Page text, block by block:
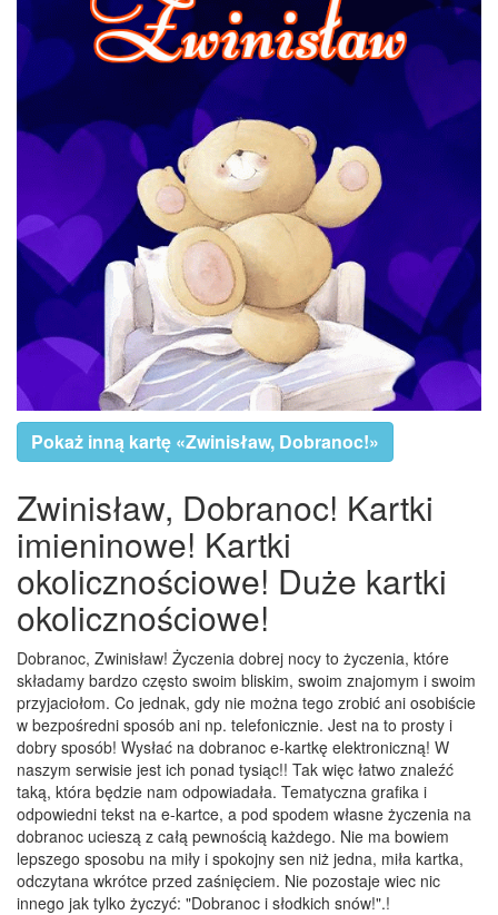
Pokaż inną kartę «Zwinisław, Dobranoc!»
Zwinisław, Dobranoc! Kartki
imieninowe! Kartki
okolicznościowe! Duże kartki
okolicznościowe!
Dobranoc, Zwinisław! Życzenia dobrej nocy to życzenia, które
składamy bardzo często swoim bliskim, swoim znajomym i swoim
przyjaciołom. Co jednak, gdy nie można tego zrobić ani osobiście
w bezpośredni sposób ani np. telefonicznie. Jest na to prosty i
dobry sposób! Wysłać na dobranoc e-kartkę elektroniczną! W
naszym serwisie jest ich ponad tysiąc!! Tak więc łatwo znaleźć
taką, która będzie nam odpowiadała. Tematyczna grafika i
odpowiedni tekst na e-kartce, a pod spodem własne życzenia na
dobranoc ucieszą z całą pewnością każdego. Nie ma bowiem
lepszego sposobu na miły i spokojny sen niż jedna, miła kartka,
odczytana wkrótce przed zaśnięciem. Nie pozostaje wiec nic
innego jak tylko życzyć: "Dobranoc i słodkich snów!".!